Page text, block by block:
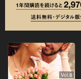
Vol.8